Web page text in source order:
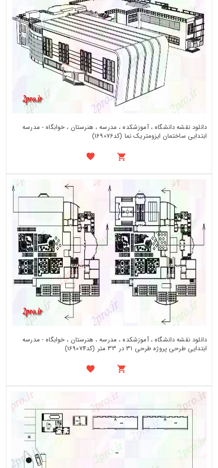
دانلود نقشه دانشگاه ، آموزشکده ، مدرسه ، هنرستان ، خوابگاه - مدرسه
ابتدایی ساختمان ایزومتریک نما (کد169076)
دانلود نقشه دانشگاه ، آموزشکده ، مدرسه ، هنرستان ، خوابگاه - مدرسه
ابتدایی طرحی پروژه طرحی 31 در 33 متر (کد169074)